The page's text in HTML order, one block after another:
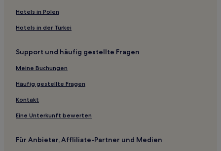
Hotels in Polen
Hotels in der Türkei
Support und häufig gestellte Fragen
Meine Buchungen
Häufig gestellte Fragen
Kontakt
Eine Unterkunft bewerten
Für Anbieter, Affliliate-Partner und Medien